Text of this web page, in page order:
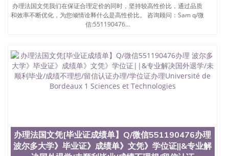
办理法国文凭我们在保证合理定价的同时，坚持较高性价比，通过品质
和效率不断优化，为您倾情诠释什么是高性价比。 咨询顾问：Sam q/微
信:551190476...
办理法国文凭[毕业证成绩单】Q/微信551190476办理
波尔多大学》毕业证》成绩单》文凭》学位证||&专业解